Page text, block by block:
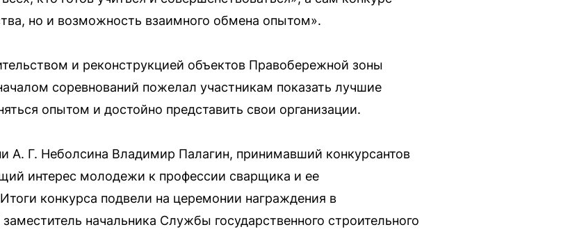
но и возможность взаимного обмена опытом».
и реконструкцией объектов Правобережной зоны
соревнований пожелал участникам показать лучшие
опытом и достойно представить свои организации.
А. Г. Неболсина Владимир Палагин, принимавший конкурсантов
интерес молодежи к профессии сварщика и ее
конкурса подвели на церемонии награждения в
начальника Службы государственного строительного